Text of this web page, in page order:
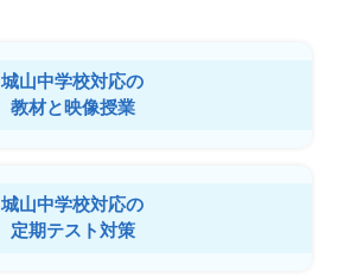
城山中学校対応の
教材と映像授業
城山中学校対応の
定期テスト対策